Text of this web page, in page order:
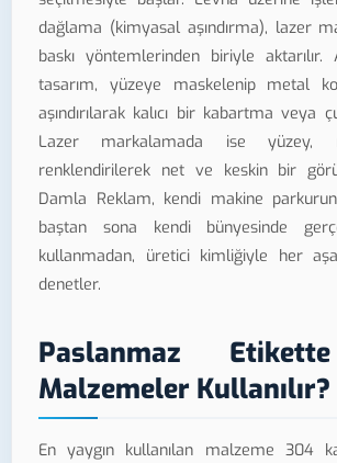
dağlama (kimyasal aşındırma), lazer
baskı yöntemlerinden biriyle aktarılır.
tasarım, yüzeye maskelenip metal
aşındırılarak kalıcı bir kabartma veya
Lazer markalamada ise yüzey,
renklendirilerek net ve keskin bir
Damla Reklam, kendi makine
baştan sona kendi bünyesinde
kullanmadan, üretici kimliğiyle her
denetler.
Paslanmaz
Malzemeler Kullanılır?
En yaygın kullanılan malzeme 304